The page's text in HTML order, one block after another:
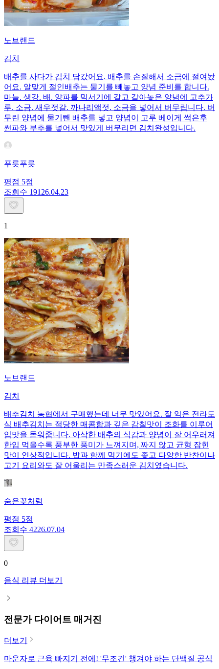
노브랜드
김치
배추를 사다가 김치 담갔어요. 배추를 손질해서 소금에 절여놨
어요. 알맞게 절인배추는 물기를 빼놓고 양념 준비를 합니다.
마늘. 생강. 배. 양파를 믹서기에 갈고 갈아놓은 양념에 고추가
루. 소금. 새우젓갈. 까나리액젓. 소금을 넣어서 버무립니다. 버
무린 양념에 물기뺀 배추를 넣고 양념이 고루 베이게 썩은후
썬파와 부추를 넣어서 맛있게 버무리면 김치완성입니다.
푸릇푸릇
평점 5점
조회수 191 26.04.23
1
노브랜드
김치
배추김치 농협에서 구매했는데 너무 맛있어요. 잘 익은 전라도
식 배추김치는 적당한 매콤함과 깊은 감칠맛이 조화를 이루어
입맛을 돋워줍니다. 아삭한 배추의 식감과 양념이 잘 어우러져
한입 먹을수록 풍부한 풍미가 느껴지며, 짜지 않고 균형 잡힌
맛이 인상적입니다. 밥과 함께 먹기에도 좋고 다양한 반찬이나
고기 요리와도 잘 어울리는 만족스러운 김치였습니다.
숨은꽃처럼
평점 5점
조회수 4226.07.04
0
음식 리뷰 더보기
전문가 다이어트 매거진
더보기
마운자로 근육 빠지기 전에! '무조건' 챙겨야 하는 단백질 공식